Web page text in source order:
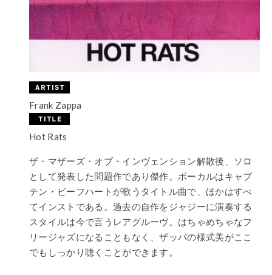
Frank Zappa
Hot Rats
ザ・マザーズ・オブ・インヴェンション解散後、ソロ
として発表した問題作であり傑作。ボーカルはキャプ
テン・ビーフハートが歌うタイトル曲で、ほかはすべ
てインストである。過去の自作をジャジーに演奏する
スタイルは今で言うレアグルーヴ。はちゃめちゃなフ
リージャズになることもなく、ザッパの様式美がここ
でもしっかり聴くことができます。